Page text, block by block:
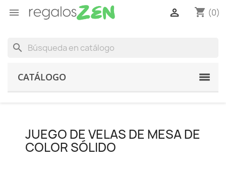
 shopping_cart (0)

search
CATÁLOGO
JUEGO DE VELAS DE MESA DE
COLOR SÓLIDO